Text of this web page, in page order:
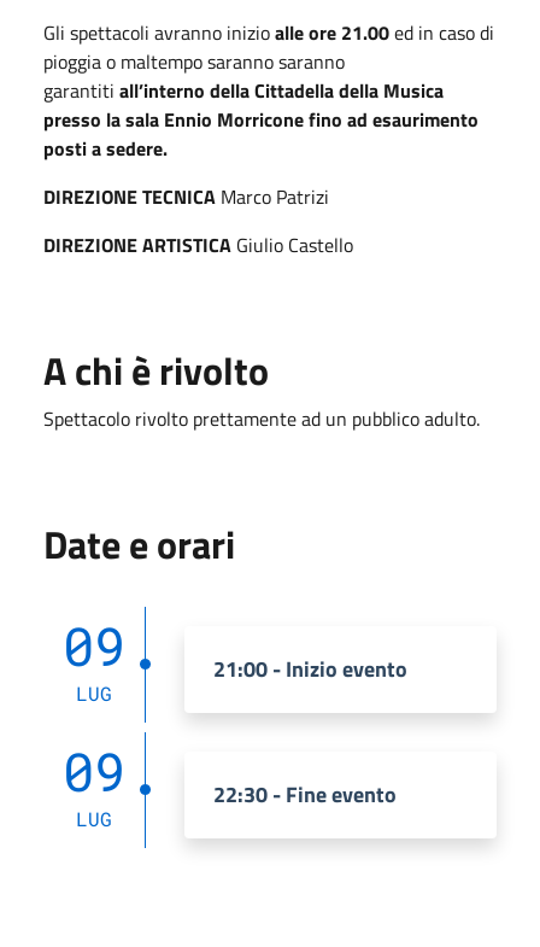
Gli spettacoli avranno inizioalle ore 21.00ed in caso di
pioggia o maltempo saranno saranno
garantiti all’interno della Cittadella della Musica
presso la sala Ennio Morricone fino ad esaurimento
posti a sedere.
DIREZIONE TECNICA Marco Patrizi
DIREZIONE ARTISTICA Giulio Castello
A chi è rivolto
Spettacolo rivolto prettamente ad un pubblico adulto.
Date e orari
09
LUG
21:00 - Inizio evento
09
LUG
22:30 - Fine evento